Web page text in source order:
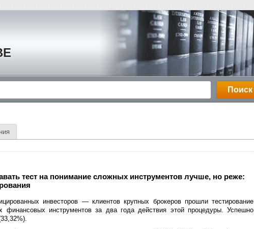
тест на понимание сложных инструментов лучше, но реже:
инвесторов — клиентов крупных брокеров прошли тестирование
финансовых инструментов за два года действия этой процедуры. Успешно